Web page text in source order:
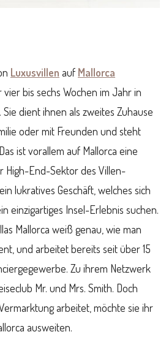
Luxusvillen auf Mallorca
bis sechs Wochen im Jahr in
dient ihnen als zweites Zuhause
oder mit Freunden und steht
ist vorallem auf Mallorca eine
High-End-Sektor des Villen-
lukratives Geschäft, welches sich
einzigartiges Insel-Erlebnis suchen.
Mallorca weiß genau, wie man
und arbeitet bereits seit über 15
Zu ihrem Netzwerk
Mr. und Mrs. Smith. Doch
arbeitet, möchte sie ihr
ausweiten.